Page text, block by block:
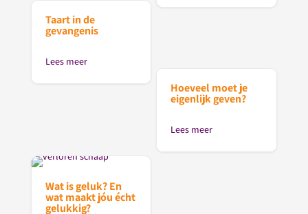
Taart in de
gevangenis
Lees meer
Hoeveel moet je
eigenlijk geven?
Lees meer
Wat is geluk? En
wat maakt jóu écht
gelukkig?